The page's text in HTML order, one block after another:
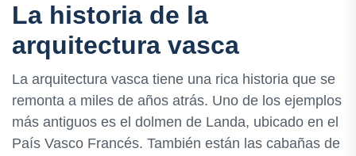
La historia de la
arquitectura vasca
La arquitectura vasca tiene una rica historia que se
remonta a miles de años atrás. Uno de los ejemplos
más antiguos es el dolmen de Landa, ubicado en el
País Vasco Francés. También están las cabañas de